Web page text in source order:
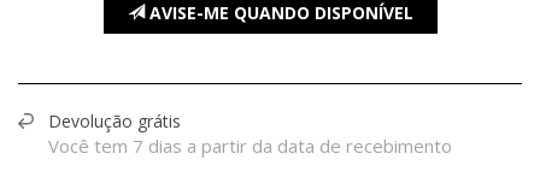
AVISE-ME QUANDO DISPONÍVEL
Devolução grátis
Você tem 7 dias a partir da data de recebimento